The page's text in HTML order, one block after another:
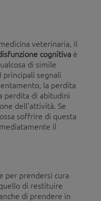
veterinaria, il
cognitiva è
di simile
principali segnali
la perdita
perdita di abitudini
dell'attività. Se
soffrire di questa
il
per prendersi cura
di restituire
di prendere in